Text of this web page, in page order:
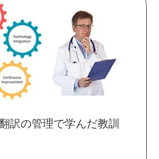
訳の管理で学んだ教訓